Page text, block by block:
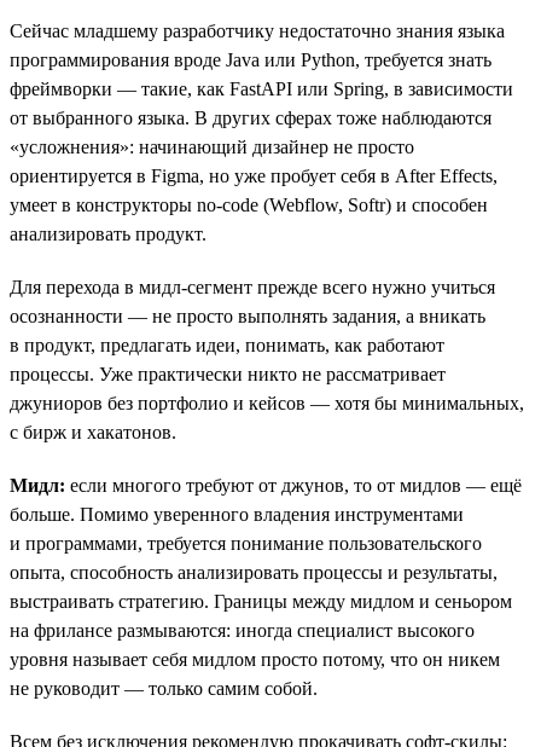
Сейчас младшему разработчику недостаточно знания языка
программирования вроде Java или Python, требуется знать
фреймворки — такие, как FastAPI или Spring, в зависимости
от выбранного языка. В других сферах тоже наблюдаются
«усложнения»: начинающий дизайнер не просто
ориентируется в Figma, но уже пробует себя в After Effects,
умеет в конструкторы no-code (Webflow, Softr) и способен
анализировать продукт.
Для перехода в мидл-сегмент прежде всего нужно учиться
осознанности — не просто выполнять задания, а вникать
в продукт, предлагать идеи, понимать, как работают
процессы. Уже практически никто не рассматривает
джуниоров без портфолио и кейсов — хотя бы минимальных,
с бирж и хакатонов.
Мидл: eсли многого требуют от джунов, то от мидлов — ещё
больше. Помимо уверенного владения инструментами
и программами, требуется понимание пользовательского
опыта, способность анализировать процессы и результаты,
выстраивать стратегию. Границы между мидлом и сеньором
на фрилансе размываются: иногда специалист высокого
уровня называет себя мидлом просто потому, что он никем
не руководит — только самим собой.
Всем без исключения рекомендую прокачивать софт-скилы: